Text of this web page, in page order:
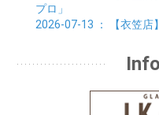
プロ」
2026-07-13 ： 【衣笠店